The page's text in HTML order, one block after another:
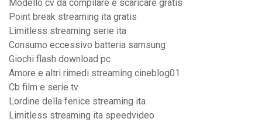
Modello cv da compilare e scaricare gratis
Point break streaming ita gratis
Limitless streaming serie ita
Consumo eccessivo batteria samsung
Giochi flash download pc
Amore e altri rimedi streaming cineblog01
Cb film e serie tv
Lordine della fenice streaming ita
Limitless streaming ita speedvideo